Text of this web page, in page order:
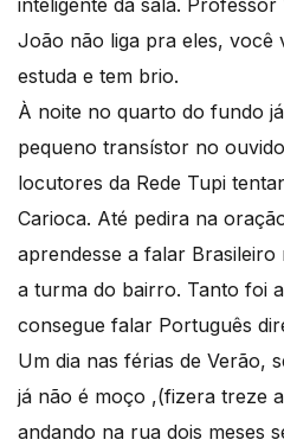
inteligente da sala.
João não liga pra eles, você
estuda e tem brio.
À noite no quarto do fundo
pequeno transístor no
locutores da Rede Tupi
Carioca. Até pedira na
aprendesse a falar
a turma do bairro. Tanto foi
consegue falar Português
Um dia nas férias de Verão,
já não é moço ,(fizera treze
andando na rua dois meses